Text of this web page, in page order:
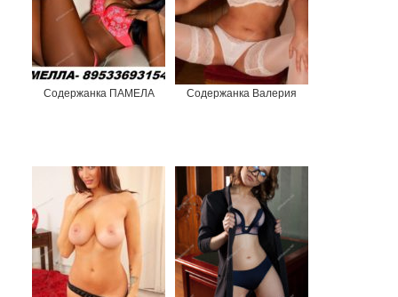
Содержанка ПАМЕЛА Содержанка Валерия